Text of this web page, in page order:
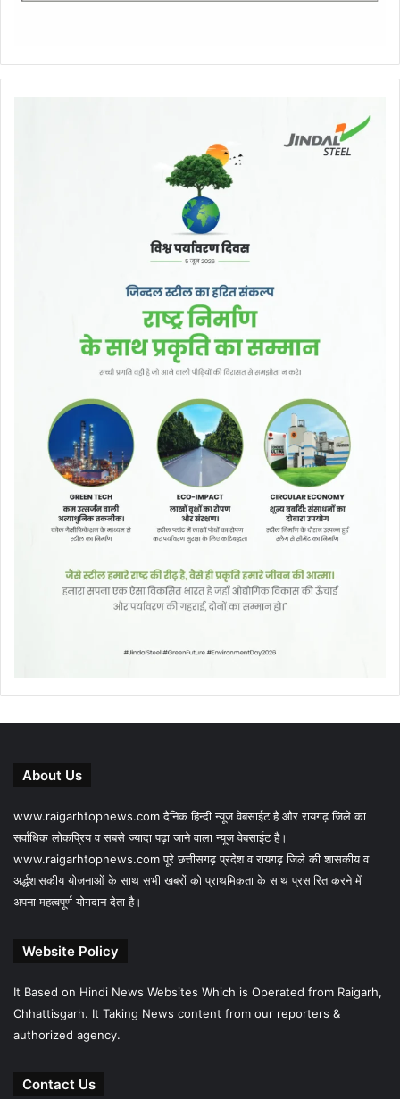
About Us
www.raigarhtopnews.com दैनिक हिन्दी न्यूज वेबसाईट है और रायगढ़ जिले का
सर्वाधिक लोकप्रिय व सबसे ज्यादा पढ़ा जाने वाला न्यूज वेबसाईट है।
www.raigarhtopnews.com पूरे छत्तीसगढ़ प्रदेश व रायगढ़ जिले की शासकीय व
अर्द्धशासकीय योजनाओं के साथ सभी खबरों को प्राथमिकता के साथ प्रसारित करने में
अपना महत्वपूर्ण योगदान देता है।
Website Policy
It Based on Hindi News Websites Which is Operated from Raigarh,
Chhattisgarh. It Taking News content from our reporters &
authorized agency.
Contact Us